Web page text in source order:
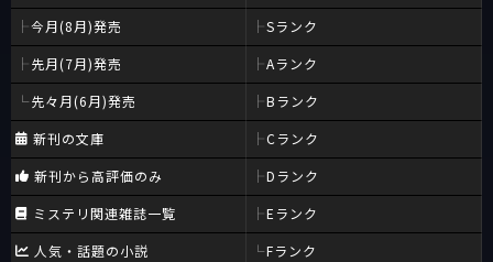
今月(8月)発売
先月(7月)発売
先々月(6月)発売
新刊の文庫
新刊から高評価のみ
ミステリ関連雑誌一覧
人気・話題の小説
Sランク
Aランク
Bランク
Cランク
Dランク
Eランク
Fランク